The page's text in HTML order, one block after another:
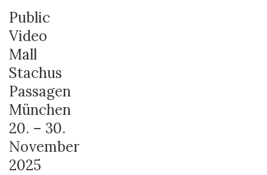
Public
Video
Mall
Stachus
Passagen
München
20. – 30.
November
2025